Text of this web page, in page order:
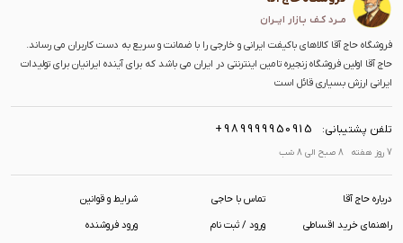
مــرد کـف بـازار ایــران
فروشگاه حاج آقا کالاهای باکیفت ایرانی و خارجی را با ضمانت و سریع به دست کاربران می رساند.
حاج آقا اولین فروشگاه زنجیره تامین اینترنتی در ایران می باشد که برای آینده ایرانیان برای تولیدات
ایرانی ارزش بسیاری قائل است
تلفن پشتیبانی: +989999950915
7 روز هفته 8 صبح الی 8 شب
درباره حاج آقا تماس با حاجی شرایط و قوانین
راهنمای خرید اقساطی ورود / ثبت نام ورود فروشنده